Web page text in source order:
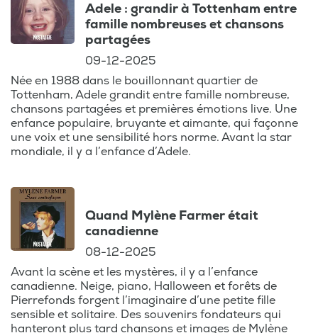
Chaque épisode
est une plongée
carrières de ces
artistes
exceptionnels,
avec des histoires
qui vous feront
des seventies,
plus encore. Brice
Depasse vous fait
redécouvrir des
albums cultes, des
Adele : grandir à Tottenham entre
famille nombreuses et chansons
partagées
09-12-2025
Née en 1988 dans le bouillonnant quartier de
Tottenham, Adele grandit entre famille nombreuse,
chansons partagées et premières émotions live. Une
enfance populaire, bruyante et aimante, qui façonne
une voix et une sensibilité hors norme. Avant la star
mondiale, il y a l’enfance d’Adele.
Quand Mylène Farmer était
canadienne
08-12-2025
Avant la scène et les mystères, il y a l’enfance
canadienne. Neige, piano, Halloween et forêts de
Pierrefonds forgent l’imaginaire d’une petite fille
sensible et solitaire. Des souvenirs fondateurs qui
hanteront plus tard chansons et images de Mylène